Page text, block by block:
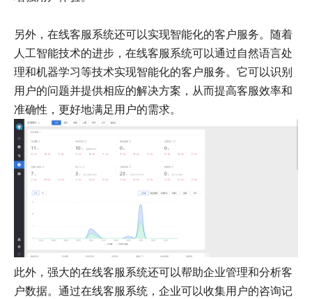
另外，在线客服系统还可以实现智能化的客户服务。随着
人工智能技术的进步，在线客服系统可以通过自然语言处
理和机器学习等技术实现智能化的客户服务。它可以识别
用户的问题并提供相应的解决方案，从而提高客服效率和
准确性，更好地满足用户的需求。
此外，强大的在线客服系统还可以帮助企业管理和分析客
户数据。通过在线客服系统，企业可以收集用户的咨询记